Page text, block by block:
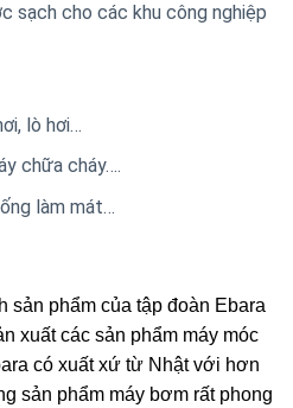
sạch cho các khu công nghiệp
lò hơi…
chữa cháy….
làm mát…
sản phẩm của tập đoàn Ebara
xuất các sản phẩm máy móc
có xuất xứ từ Nhật với hơn
sản phẩm máy bơm rất phong